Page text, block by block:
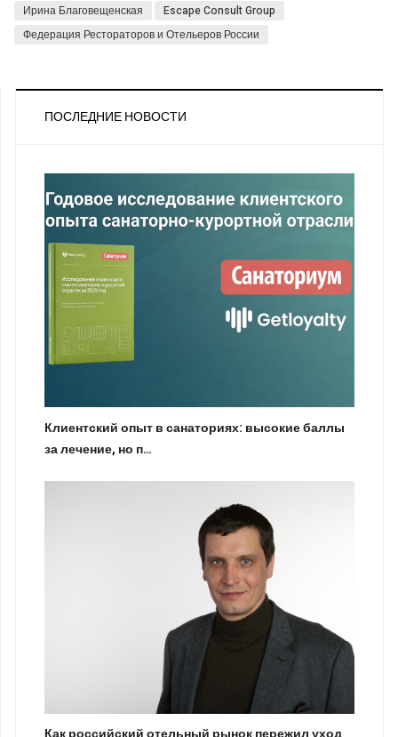
Ирина Благовещенская
Escape Consult Group
Федерация Рестораторов и Отельеров России
ПОСЛЕДНИЕ НОВОСТИ
Клиентский опыт в санаториях: высокие баллы
за лечение, но п…